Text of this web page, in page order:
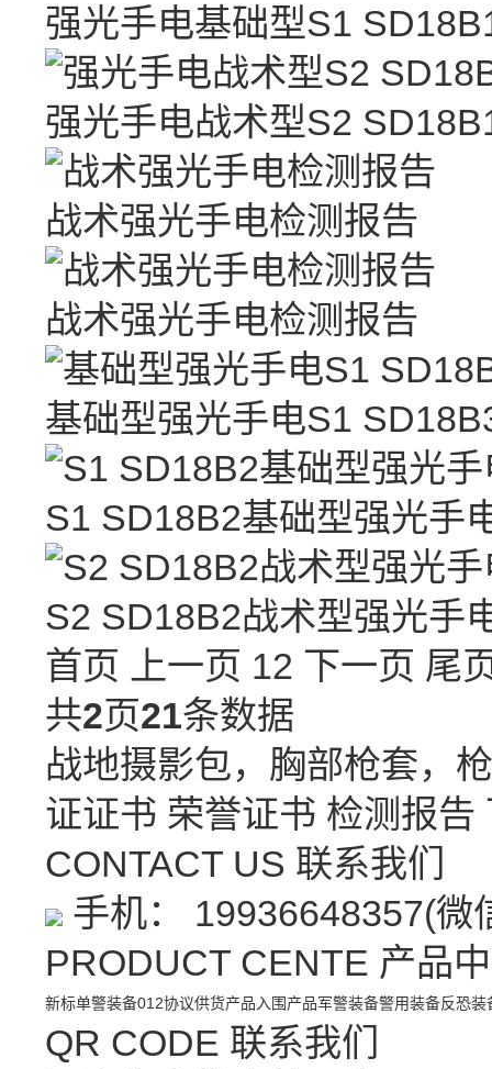
强光手电基础型S1
强光手电战术型S2
战术强光手电检测报告
战术强光手电检测报告
基础型强光手电S1
S1 SD18B2基础型强光手
S2 SD18B2战术型强光手
首页 上一页 12 下一页 尾
共2页21条数据
战地摄影包，胸部枪套，
证证书 荣誉证书 检测报告
CONTACT US 联系我们
手机： 19936648357(微
PRODUCT CENTE 产品
新标单警装备012协议供货产品 入围产品军警装备警用装备反恐装
QR CODE 联系我们